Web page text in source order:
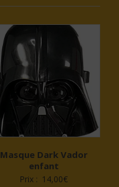
Masque Dark Vador
enfant
Prix : 14,00€